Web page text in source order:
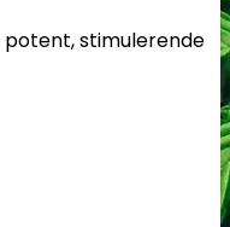
stimulerende